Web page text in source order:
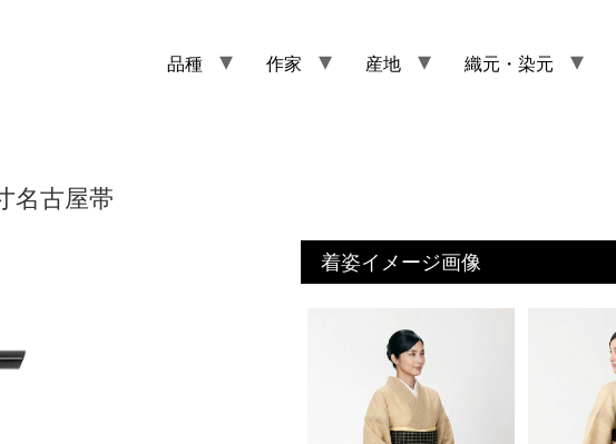
品種 作家 産地 織元・染元
名古屋帯
着姿イメージ画像